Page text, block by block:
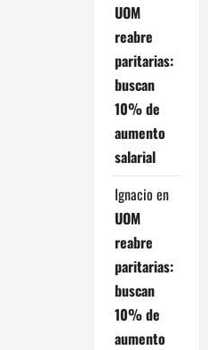
UOM
reabre
paritarias:
buscan
10% de
aumento
salarial
Ignacio en
UOM
reabre
paritarias:
buscan
10% de
aumento